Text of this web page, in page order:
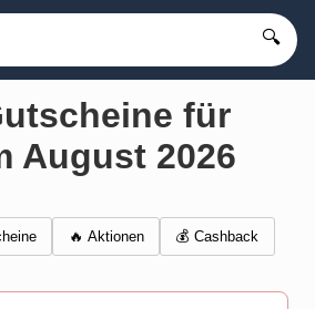
🔍
für
August 2026
🔥 Aktionen 💰 Cashback